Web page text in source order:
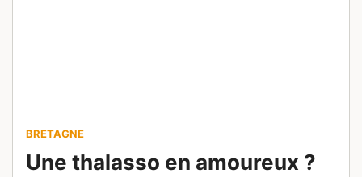
BRETAGNE
Une thalasso en amoureux ?